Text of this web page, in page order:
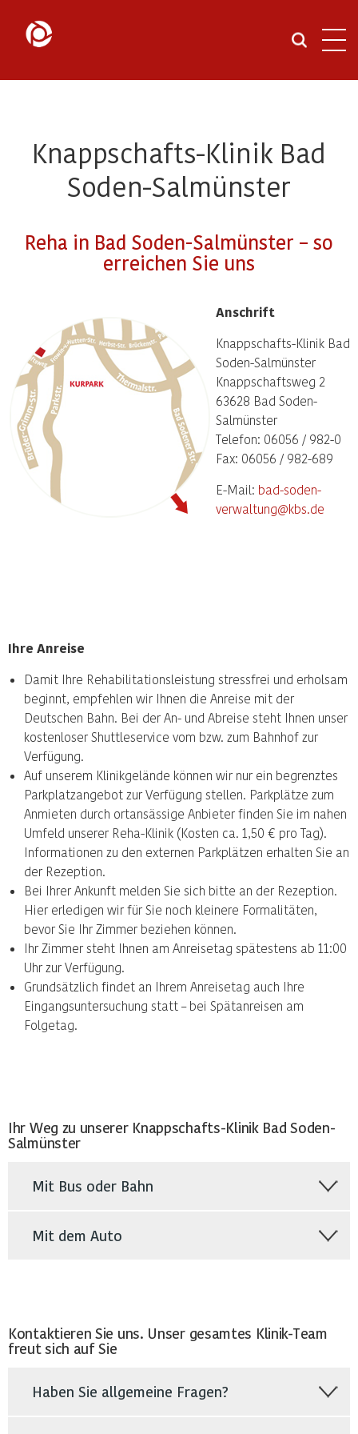
Knappschafts-Klinik Bad
Soden-Salmünster
Reha in Bad Soden-Salmünster – so
erreichen Sie uns
Anschrift
Knappschafts-Klinik Bad
Soden-Salmünster
Knappschaftsweg 2
63628 Bad Soden-
Salmünster
Telefon: 06056 / 982-0
Fax: 06056 / 982-689
E-Mail: bad-soden-
verwaltung@kbs.de
Ihre Anreise
Damit Ihre Rehabilitationsleistung stressfrei und erholsam
beginnt, empfehlen wir Ihnen die Anreise mit der
Deutschen Bahn. Bei der An- und Abreise steht Ihnen unser
kostenloser Shuttleservice vom bzw. zum Bahnhof zur
Verfügung.
Auf unserem Klinikgelände können wir nur ein begrenztes
Parkplatzangebot zur Verfügung stellen. Parkplätze zum
Anmieten durch ortansässige Anbieter finden Sie im nahen
Umfeld unserer Reha-Klinik (Kosten ca. 1,50 € pro Tag).
Informationen zu den externen Parkplätzen erhalten Sie an
der Rezeption.
Bei Ihrer Ankunft melden Sie sich bitte an der Rezeption.
Hier erledigen wir für Sie noch kleinere Formalitäten,
bevor Sie Ihr Zimmer beziehen können.
Ihr Zimmer steht Ihnen am Anreisetag spätestens ab 11:00
Uhr zur Verfügung.
Grundsätzlich findet an Ihrem Anreisetag auch Ihre
Eingangsuntersuchung statt – bei Spätanreisen am
Folgetag.
Ihr Weg zu unserer Knappschafts-Klinik Bad Soden-
Salmünster
Mit Bus oder Bahn
Mit dem Auto
Kontaktieren Sie uns. Unser gesamtes Klinik-Team
freut sich auf Sie
Haben Sie allgemeine Fragen?